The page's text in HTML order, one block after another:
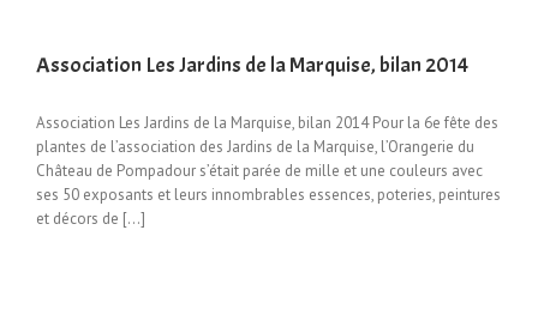
Association Les Jardins de la Marquise, bilan 2014
Association Les Jardins de la Marquise, bilan 2014 Pour la 6e fête des
plantes de l’association des Jardins de la Marquise, l’Orangerie du
Château de Pompadour s’était parée de mille et une couleurs avec
ses 50 exposants et leurs innombrables essences, poteries, peintures
et décors de [...]